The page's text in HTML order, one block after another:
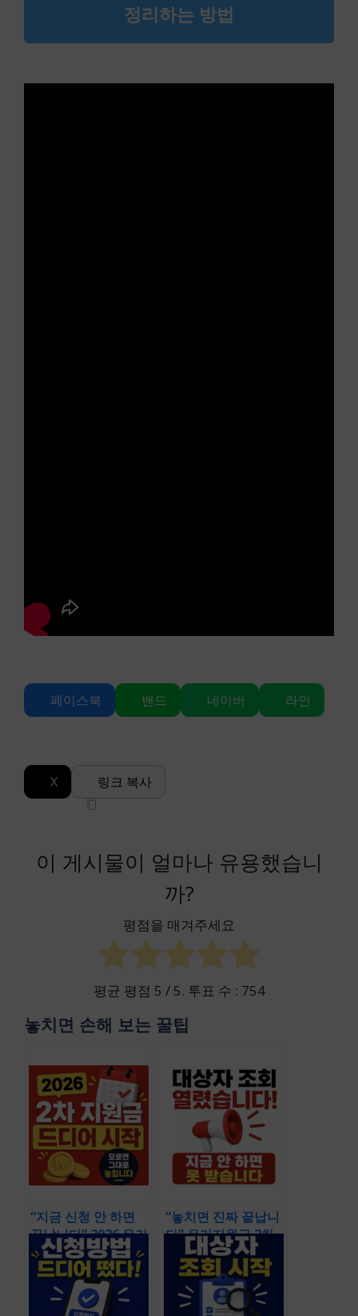
정리하는 방법
페이스북 밴드 네이버 라인
X 링크 복사
이 게시물이 얼마나 유용했습니
까?
평점을 매겨주세요
평균 평점 5 / 5. 투표 수 : 754
놓치면 손해 보는 꿀팁
“지금 신청 안 하면
끝납니다” 2026 유가
지원금 2차 & 대상자
들 몰리는 최신 신청
포인트 총정리
“놓치면 진짜 끝납니
다” 유가지원금 2차
신청 바로가기 & 오
늘 뜬 대상 조회에 난
리난 이유부터 신청
전에 먼저 확인할 핵